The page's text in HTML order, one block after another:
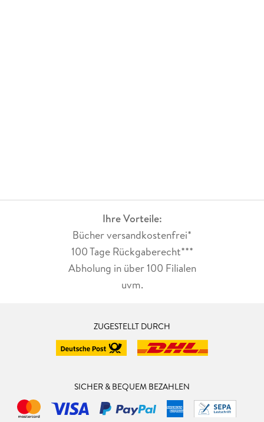
Ihre Vorteile:
Bücher versandkostenfrei*
100 Tage Rückgaberecht***
Abholung in über 100 Filialen
uvm.
ZUGESTELLT DURCH
SICHER & BEQUEM BEZAHLEN